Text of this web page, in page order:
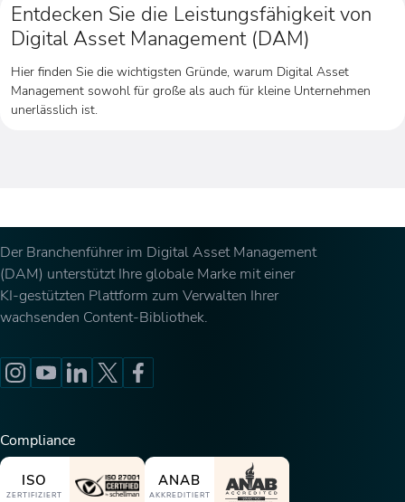
Entdecken Sie die Leistungsfähigkeit von
Digital Asset Management (DAM)
Hier finden Sie die wichtigsten Gründe, warum Digital Asset
Management sowohl für große als auch für kleine Unternehmen
unerlässlich ist.
Der Branchenführer im Digital Asset Management
(DAM) unterstützt Ihre globale Marke mit einer
KI-gestützten Plattform zum Verwalten Ihrer
wachsenden Content-Bibliothek.
Compliance
ISO
ZERTIFIZIERT
ANAB
AKKREDITIERT